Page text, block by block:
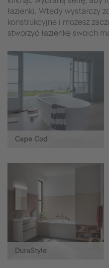
łazienki. Wtedy wystarczy
konstrukcyjne i możesz
stworzyć łazienkę swoich
Cape Cod
DuraStyle